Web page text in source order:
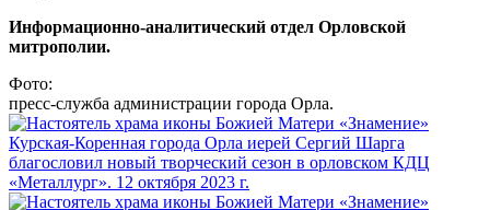
Информационно-аналитический отдел Орловской
митрополии.
Фото:
пресс-служба администрации города Орла.